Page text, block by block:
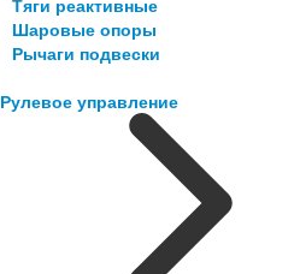
Тяги реактивные
Шаровые опоры
Рычаги подвески
Рулевое управление